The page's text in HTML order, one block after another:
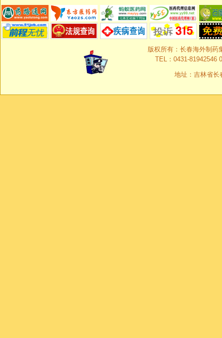
版权所有：长春海外制药
TEL：0431-81942546
地址：吉林省长